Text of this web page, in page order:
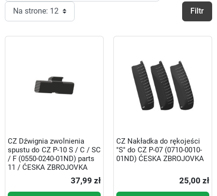
Filtr
CZ Dźwignia zwolnienia
spustu do CZ P-10 S / C / SC
/ F (0550-0240-01ND) parts
11 / ĆESKA ZBROJOVKA
37,99 zł
CZ Nakładka do rękojeści
"S" do CZ P-07 (0710-0010-
01ND) ĆESKA ZBROJOVKA
25,00 zł